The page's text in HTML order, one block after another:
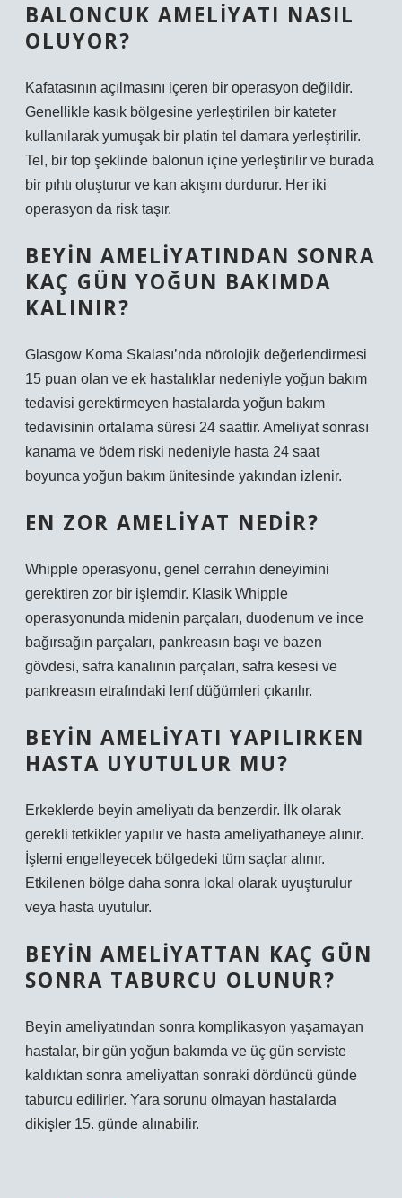
BALONCUK AMELIYATI NASIL
OLUYOR?
Kafatasının açılmasını içeren bir operasyon değildir.
Genellikle kasık bölgesine yerleştirilen bir kateter
kullanılarak yumuşak bir platin tel damara yerleştirilir.
Tel, bir top şeklinde balonun içine yerleştirilir ve burada
bir pıhtı oluşturur ve kan akışını durdurur. Her iki
operasyon da risk taşır.
BEYIN AMELIYATINDAN SONRA
KAÇ GÜN YOĞUN BAKIMDA
KALINIR?
Glasgow Koma Skalası’nda nörolojik değerlendirmesi
15 puan olan ve ek hastalıklar nedeniyle yoğun bakım
tedavisi gerektirmeyen hastalarda yoğun bakım
tedavisinin ortalama süresi 24 saattir. Ameliyat sonrası
kanama ve ödem riski nedeniyle hasta 24 saat
boyunca yoğun bakım ünitesinde yakından izlenir.
EN ZOR AMELIYAT NEDIR?
Whipple operasyonu, genel cerrahın deneyimini
gerektiren zor bir işlemdir. Klasik Whipple
operasyonunda midenin parçaları, duodenum ve ince
bağırsağın parçaları, pankreasın başı ve bazen
gövdesi, safra kanalının parçaları, safra kesesi ve
pankreasın etrafındaki lenf düğümleri çıkarılır.
BEYIN AMELIYATI YAPILIRKEN
HASTA UYUTULUR MU?
Erkeklerde beyin ameliyatı da benzerdir. İlk olarak
gerekli tetkikler yapılır ve hasta ameliyathaneye alınır.
İşlemi engelleyecek bölgedeki tüm saçlar alınır.
Etkilenen bölge daha sonra lokal olarak uyuşturulur
veya hasta uyutulur.
BEYIN AMELIYATTAN KAÇ GÜN
SONRA TABURCU OLUNUR?
Beyin ameliyatından sonra komplikasyon yaşamayan
hastalar, bir gün yoğun bakımda ve üç gün serviste
kaldıktan sonra ameliyattan sonraki dördüncü günde
taburcu edilirler. Yara sorunu olmayan hastalarda
dikişler 15. günde alınabilir.